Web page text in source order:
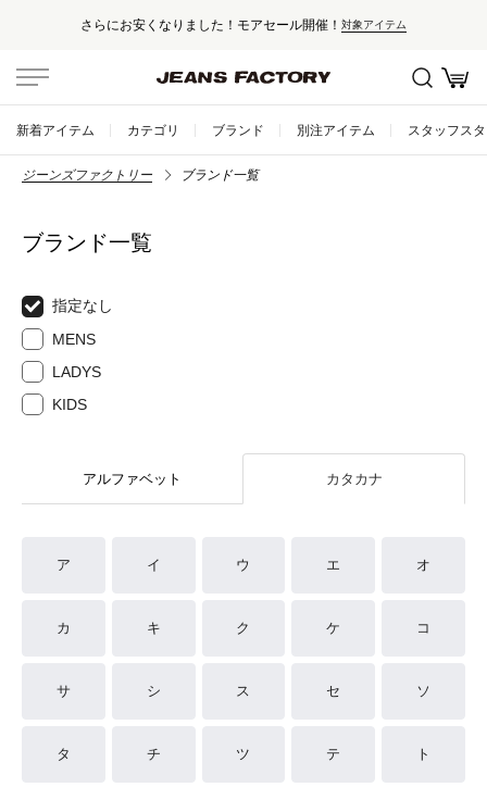
さらにお安くなりました！モアセール開催！ 対象アイテム
新着アイテム カテゴリ ブランド 別注アイテム スタッフス
ジーンズファクトリー ブランド一覧
ブランド一覧
指定なし
MENS
LADYS
KIDS
アルファベット カタカナ
ア イ ウ エ オ
カ キ ク ケ コ
サ シ ス セ ソ
タ チ ツ テ ト